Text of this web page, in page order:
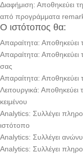
Διαφήμιση: Αποθηκεύει
από προγράμματα
Ο ιστότοπος θα:
Απαραίτητα: Αποθηκεύει
Απαραίτητα:
σας
Απαραίτητα: Αποθηκεύει
Λειτουργικά: Αποθηκεύει
κειμένου
Analytics: Συλλέγει
ιστότοπο
Analytics: Συλλέγει
Analytics: Συλλέγει